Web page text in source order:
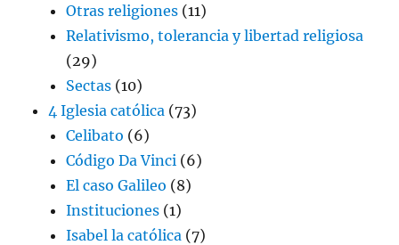
Otras religiones (11)
Relativismo, tolerancia y libertad religiosa
(29)
Sectas (10)
4 Iglesia católica (73)
Celibato (6)
Código Da Vinci (6)
El caso Galileo (8)
Instituciones (1)
Isabel la católica (7)